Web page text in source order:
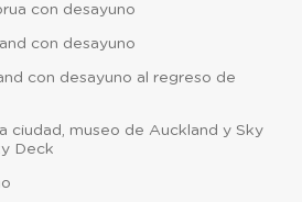
con desayuno
con desayuno
con desayuno al regreso de
museo de Auckland y Sky
Deck